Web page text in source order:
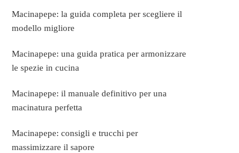
Macinapepe: la guida completa per scegliere il
modello migliore
Macinapepe: una guida pratica per armonizzare
le spezie in cucina
Macinapepe: il manuale definitivo per una
macinatura perfetta
Macinapepe: consigli e trucchi per
massimizzare il sapore